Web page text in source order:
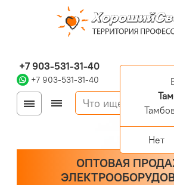
+7 903-531-31-40
+7 903-531-31-40
ОПТОВАЯ
Нет